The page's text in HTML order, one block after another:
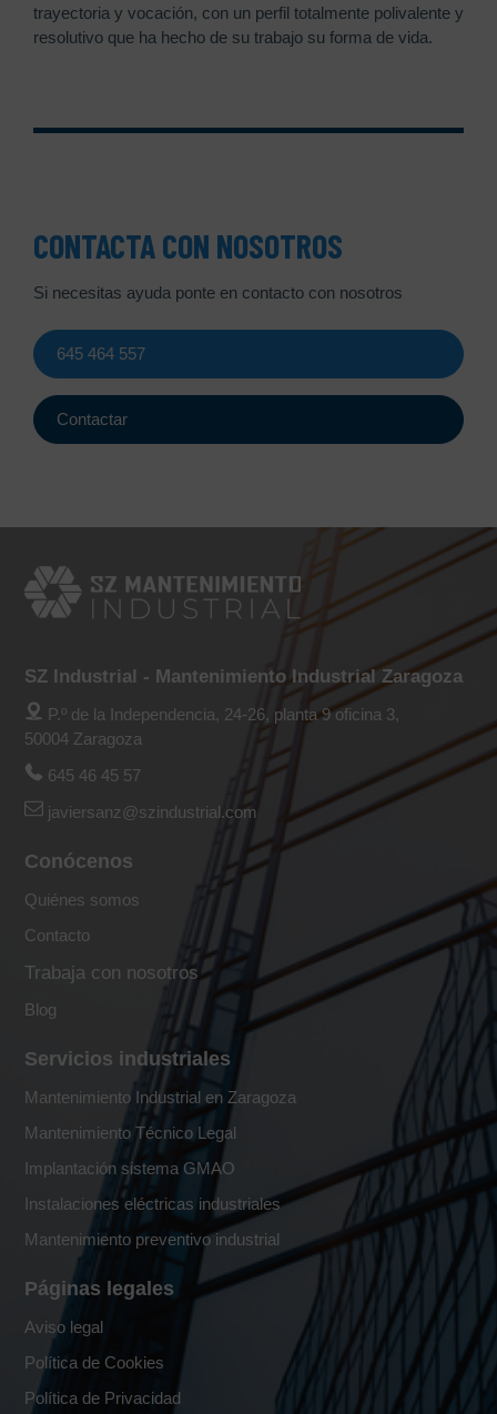
trayectoria y vocación, con un perfil totalmente polivalente y
resolutivo que ha hecho de su trabajo su forma de vida.
CONTACTA CON NOSOTROS
Si necesitas ayuda ponte en contacto con nosotros
645 464 557
Contactar
SZ Industrial - Mantenimiento Industrial Zaragoza
P.º de la Independencia, 24-26, planta 9 oficina 3,
50004 Zaragoza
645 46 45 57
javiersanz@szindustrial.com
Conócenos
Quiénes somos
Contacto
Trabaja con nosotros
Blog
Servicios industriales
Mantenimiento Industrial en Zaragoza
Mantenimiento Técnico Legal
Implantación sistema GMAO
Instalaciones eléctricas industriales
Mantenimiento preventivo industrial
Páginas legales
Aviso legal
Política de Cookies
Política de Privacidad